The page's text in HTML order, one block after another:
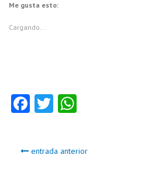
Me gusta esto:
Cargando...
Fa
o
T
er A
entrada anterior